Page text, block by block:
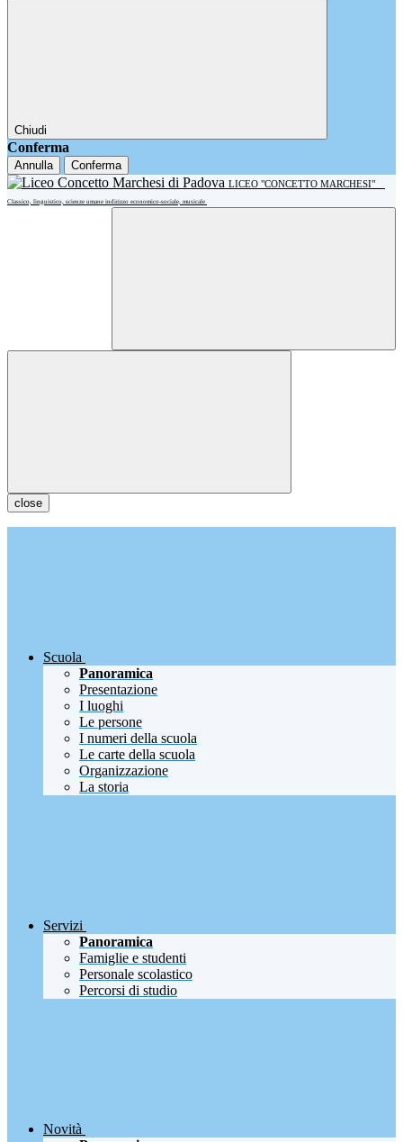
Chiudi
Conferma
Annulla Conferma
LICEO "CONCETTO MARCHESI"
Classico, linguistico, scienze umane indirizzo economico-sociale, musicale
close
Scuola
Panoramica
Presentazione
I luoghi
Le persone
I numeri della scuola
Le carte della scuola
Organizzazione
La storia
Servizi
Panoramica
Famiglie e studenti
Personale scolastico
Percorsi di studio
Novità